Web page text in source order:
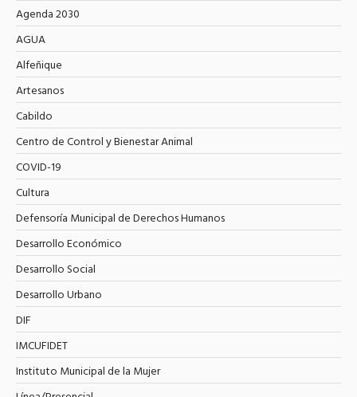
Agenda 2030
AGUA
Alfeñique
Artesanos
Cabildo
Centro de Control y Bienestar Animal
COVID-19
Cultura
Defensoría Municipal de Derechos Humanos
Desarrollo Económico
Desarrollo Social
Desarrollo Urbano
DIF
IMCUFIDET
Instituto Municipal de la Mujer